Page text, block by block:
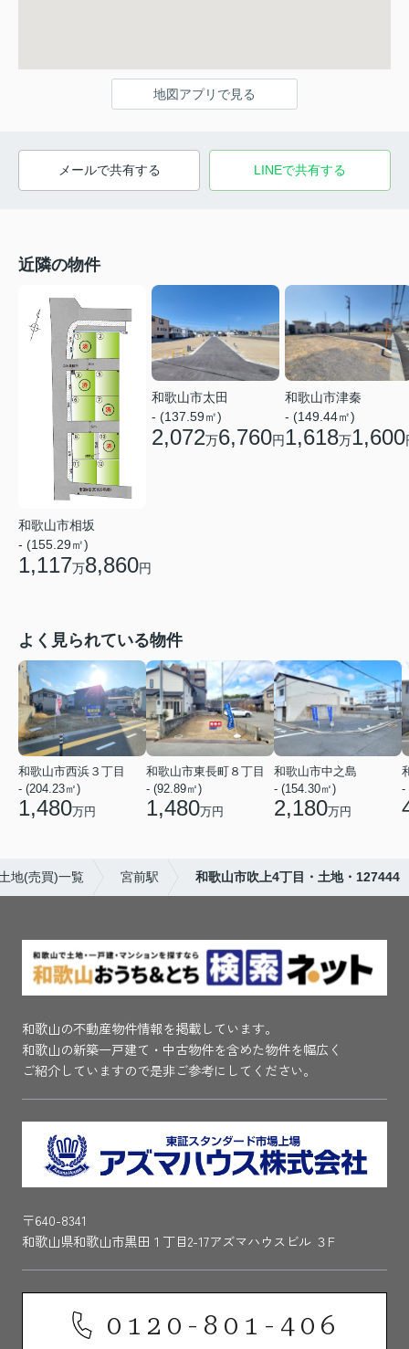
地図アプリで見る
メールで共有する LINEで共有する
近隣の物件
和歌山市相坂
- (155.29㎡)
1,117万8,860円
和歌山市太田
- (137.59㎡)
2,072万6,760円
和歌山市津秦
- (149.44㎡)
1,618万1,600
よく見られている物件
和歌山市西浜３丁目
- (204.23㎡)
1,480万円
和歌山市東長町８丁目
- (92.89㎡)
1,480万円
和歌山市中之島
- (154.30㎡)
2,180万円
-
地(売買)一覧 宮前駅 和歌山市吹上4丁目・土地・127444
和歌山の不動産物件情報を掲載しています。
和歌山の新築一戸建て・中古物件を含めた物件を幅広く
ご紹介していますので是非ご参考にしてください。
〒640-8341
和歌山県和歌山市黒田１丁目2-17アズマハウスビル ３F
0120-801-406